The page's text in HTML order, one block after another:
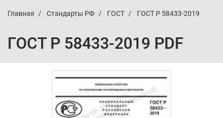
Главная Стандарты РФ ГОСТ ГОСТ Р 58433-2019
ГОСТ Р 58433-2019 PDF